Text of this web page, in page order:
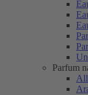
Parfum